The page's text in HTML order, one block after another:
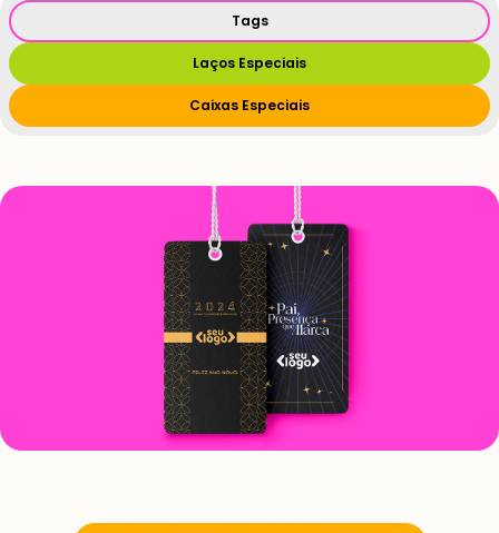
Tags
Laços Especiais
Caixas Especiais